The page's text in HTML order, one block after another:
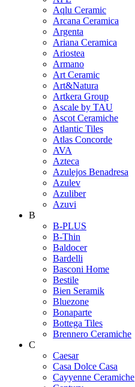
Aqlu Ceramic
Arcana Ceramica
Argenta
Ariana Ceramica
Ariostea
Armano
Art Ceramic
Art&Natura
Artkera Group
Ascale by TAU
Ascot Ceramiche
Atlantic Tiles
Atlas Concorde
AVA
Azteca
Azulejos Benadresa
Azulev
Azuliber
Azuvi
B
B-PLUS
B-Thin
Baldocer
Bardelli
Basconi Home
Bestile
Bien Seramik
Bluezone
Bonaparte
Bottega Tiles
Brennero Ceramiche
C
Caesar
Casa Dolce Casa
Cayyenne Ceramiche